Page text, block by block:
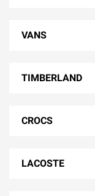
VANS
TIMBERLAND
CROCS
LACOSTE